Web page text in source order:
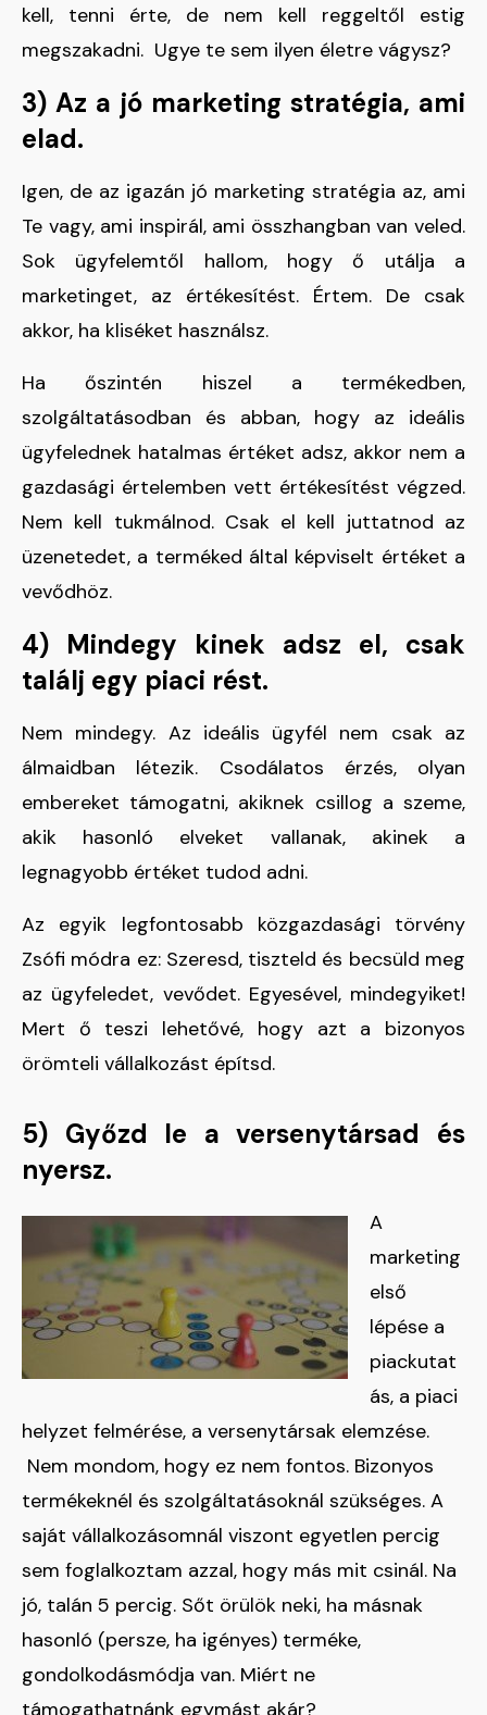
kell, tenni érte, de nem kell reggeltől estig
megszakadni. Ugye te sem ilyen életre vágysz?
3) Az a jó marketing stratégia, ami
elad.
Igen, de az igazán jó marketing stratégia az, ami
Te vagy, ami inspirál, ami összhangban van veled.
Sok ügyfelemtől hallom, hogy ő utálja a
marketinget, az értékesítést. Értem. De csak
akkor, ha kliséket használsz.
Ha őszintén hiszel a termékedben,
szolgáltatásodban és abban, hogy az ideális
ügyfelednek hatalmas értéket adsz, akkor nem a
gazdasági értelemben vett értékesítést végzed.
Nem kell tukmálnod. Csak el kell juttatnod az
üzenetedet, a terméked által képviselt értéket a
vevődhöz.
4) Mindegy kinek adsz el, csak
találj egy piaci rést.
Nem mindegy. Az ideális ügyfél nem csak az
álmaidban létezik. Csodálatos érzés, olyan
embereket támogatni, akiknek csillog a szeme,
akik hasonló elveket vallanak, akinek a
legnagyobb értéket tudod adni.
Az egyik legfontosabb közgazdasági törvény
Zsófi módra ez: Szeresd, tiszteld és becsüld meg
az ügyfeledet, vevődet. Egyesével, mindegyiket!
Mert ő teszi lehetővé, hogy azt a bizonyos
örömteli vállalkozást építsd.
5) Győzd le a versenytársad és
nyersz.
A
marketing
első
lépése a
piackutat
ás, a piaci
helyzet felmérése, a versenytársak elemzése.
Nem mondom, hogy ez nem fontos. Bizonyos
termékeknél és szolgáltatásoknál szükséges. A
saját vállalkozásomnál viszont egyetlen percig
sem foglalkoztam azzal, hogy más mit csinál. Na
jó, talán 5 percig. Sőt örülök neki, ha másnak
hasonló (persze, ha igényes) terméke,
gondolkodásmódja van. Miért ne
támogathatnánk egymást akár?